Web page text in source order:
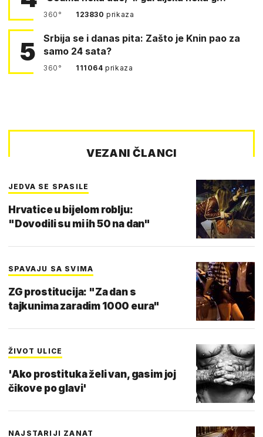
360° 123830prikaza
5
Srbija se i danas pita: Zašto je Knin pao za
samo 24 sata?
360° 111064prikaza
VEZANI ČLANCI
JEDVA SE SPASILE
Hrvatice u bijelom roblju:
"Dovodili su mi ih 50 na dan"
SPAVAJU SA SVIMA
ZG prostitucija: "Za dan s
tajkunima zaradim 1000 eura"
ŽIVOT ULICE
'Ako prostituka želi van, gasim joj
čikove po glavi'
NAJSTARIJI ZANAT